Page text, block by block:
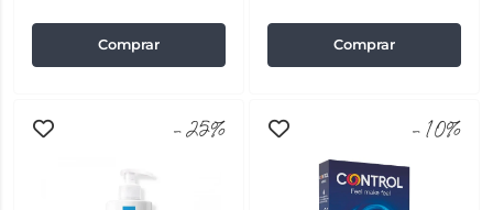
Comprar Comprar
-25% -10%